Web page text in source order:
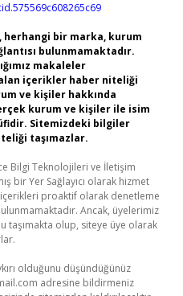
bir marka, kurum
bulunmamaktadır.
makaleler
içerikler haber niteliği
ve kişiler hakkında
kurum ve kişiler ile isim
Sitemizdeki bilgiler
taşımazlar.
Bilgi Teknolojileri ve İletişim
bir Yer Sağlayıcı olarak hizmet
proaktif olarak denetleme
Ancak, üyelerimiz
taşımakta olup, siteye üye olarak
olduğunu düşündüğünüz
adresine bildirmeniz